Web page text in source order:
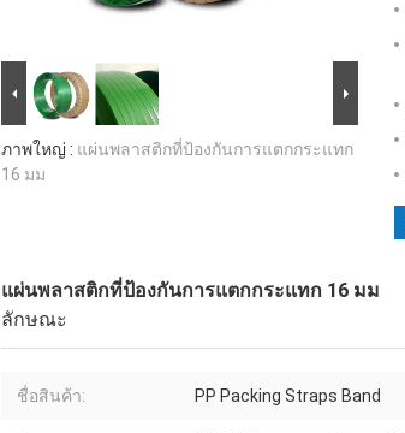
ภาพใหญ่ : แผ่นพลาสติกที่ป้องกันการแตกกระแทก
16 มม
แผ่นพลาสติกที่ป้องกันการแตกกระแทก 16 มม
ลักษณะ
ชื่อสินค้า: PP Packing Straps Band